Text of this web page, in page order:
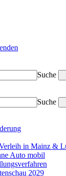
Suche
Suche
in Mainz &
Auto mobil
2029